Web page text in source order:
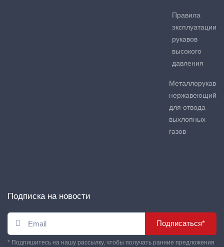
Правила
эксплуатации
рукавов
высокого
давления
Металлорукав
нержавеющий
для отвода
выхлопных
газов
Подписка на новости
Подписаться*
* Подпишитесь на нашу рассылку, чтобы получать ранние предложения